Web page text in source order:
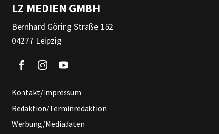
LZ MEDIEN GMBH
Bernhard Göring Straße 152
04277 Leipzig
Kontakt/Impressum
Redaktion/Terminredaktion
Werbung/Mediadaten